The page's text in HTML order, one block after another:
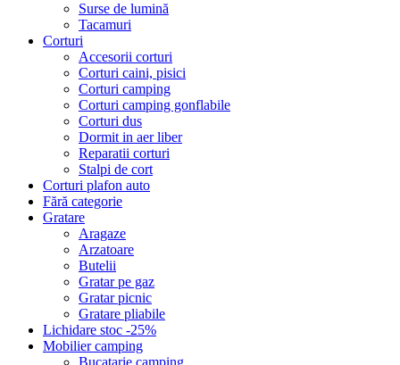
Surse de lumină
Tacamuri
Corturi
Accesorii corturi
Corturi caini, pisici
Corturi camping
Corturi camping gonflabile
Corturi dus
Dormit in aer liber
Reparatii corturi
Stalpi de cort
Corturi plafon auto
Fără categorie
Gratare
Aragaze
Arzatoare
Butelii
Gratar pe gaz
Gratar picnic
Gratare pliabile
Lichidare stoc -25%
Mobilier camping
Bucatarie camping